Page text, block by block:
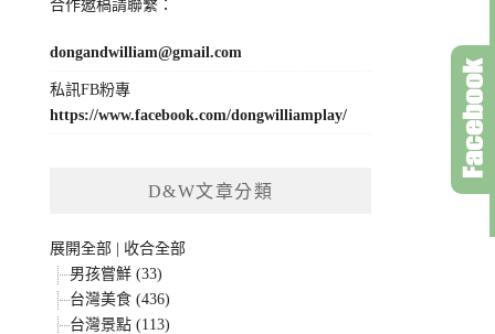
合作邀稿請聯繫：
dongandwilliam@gmail.com
私訊FB粉專
https://www.facebook.com/dongwilliamplay/
D&W文章分類
展開全部
收合全部
男孩嘗鮮 (33)
台灣美食 (436)
台灣景點 (113)